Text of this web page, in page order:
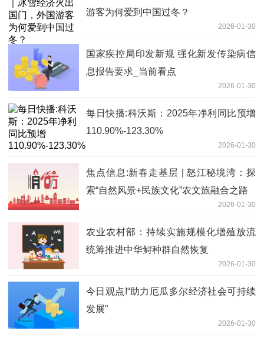
游客为何爱到中国过冬？
2026-01-30
国家疾控局印发新规 强化新发传染病信
息报告要求_当前看点
2026-01-30
每日快播:科沃斯：2025年净利同比预增
110.90%-123.30%
2026-01-30
焦点信息:新春走基层 | 怒江秘境湾：探
索“自然风景+民族文化”农文旅融合之路
2026-01-30
农业农村部：持续实施规模化增殖放流
统筹推进中华鲟种群自然恢复
2026-01-30
今日观点!“助力厄瓜多尔经济社会可持续
发展”
2026-01-30